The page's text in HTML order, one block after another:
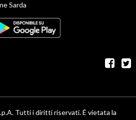
Sarda
Tutti i diritti riservati. É vietata la